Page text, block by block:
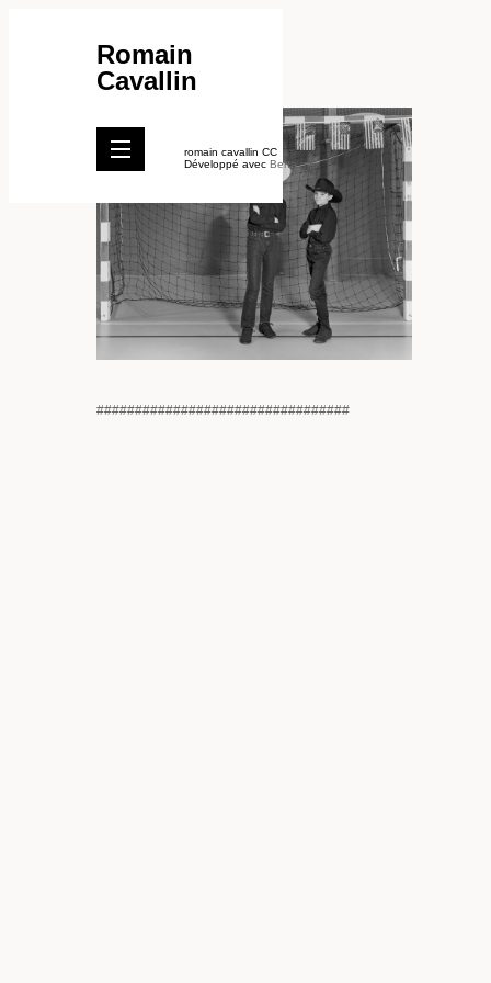
Romain
Cavallin
romain cavallin CC
Développé avec Berta.me
#################################